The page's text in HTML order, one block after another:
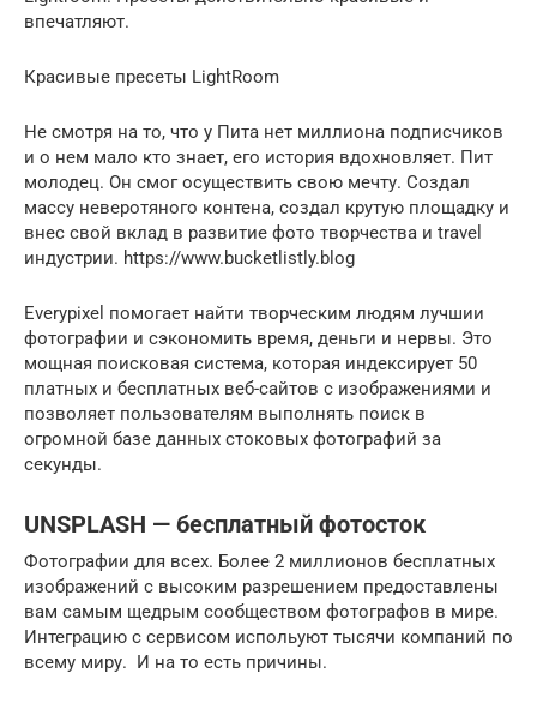
впечатляют.
Красивые пресеты LightRoom
Не смотря на то, что у Пита нет миллиона подписчиков
и о нем мало кто знает, его история вдохновляет. Пит
молодец. Он смог осуществить свою мечту. Создал
массу неверотяного контена, создал крутую площадку и
внес свой вклад в развитие фото творчества и travel
индустрии. https://www.bucketlistly.blog
Everypixel помогает найти творческим людям лучшии
фотографии и сэкономить время, деньги и нервы. Это
мощная поисковая система, которая индексирует 50
платных и бесплатных веб-сайтов с изображениями и
позволяет пользователям выполнять поиск в
огромной базе данных стоковых фотографий за
секунды.
UNSPLASH — бесплатный фотосток
Фотографии для всех. Более 2 миллионов бесплатных
изображений с высоким разрешением предоставлены
вам самым щедрым сообществом фотографов в мире.
Интеграцию с сервисом испольуют тысячи компаний по
всему миру. И на то есть причины.